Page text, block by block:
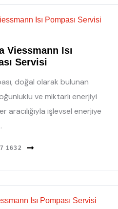
Viessmann Isı
Servisi
doğal olarak bulunan
ve miktarlı enerjiyi
aracılığıyla işlevsel enerjiye
1632